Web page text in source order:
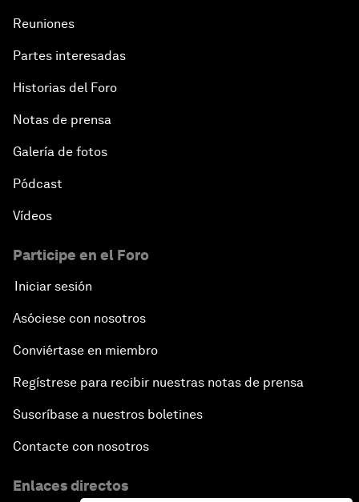
Reuniones
Partes interesadas
Historias del Foro
Notas de prensa
Galería de fotos
Pódcast
Vídeos
Participe en el Foro
Iniciar sesión
Asóciese con nosotros
Conviértase en miembro
Regístrese para recibir nuestras notas de prensa
Suscríbase a nuestros boletines
Contacte con nosotros
Enlaces directos